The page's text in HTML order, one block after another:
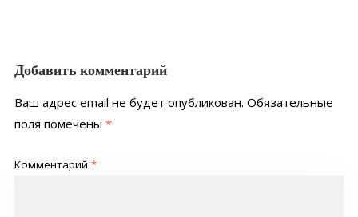
Добавить комментарий
Ваш адрес email не будет опубликован. Обязательные
поля помечены *
Комментарий *